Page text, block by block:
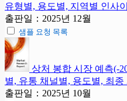
유형별, 용도별, 지역별 인사
출판일：2025년 12월
샘플 요청 목록
상처 봉합 시장 예측(-
별, 유통 채널별, 용도별, 최
출판일：2025년 10월